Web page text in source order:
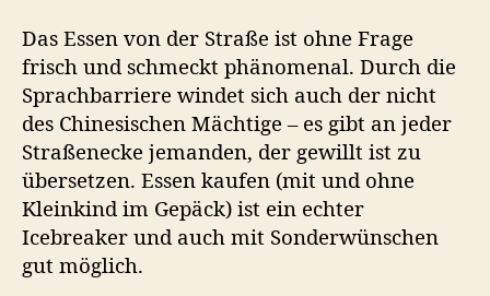
Das Essen von der Straße ist ohne Frage
frisch und schmeckt phänomenal. Durch die
Sprachbarriere windet sich auch der nicht
des Chinesischen Mächtige – es gibt an jeder
Straßenecke jemanden, der gewillt ist zu
übersetzen. Essen kaufen (mit und ohne
Kleinkind im Gepäck) ist ein echter
Icebreaker und auch mit Sonderwünschen
gut möglich.